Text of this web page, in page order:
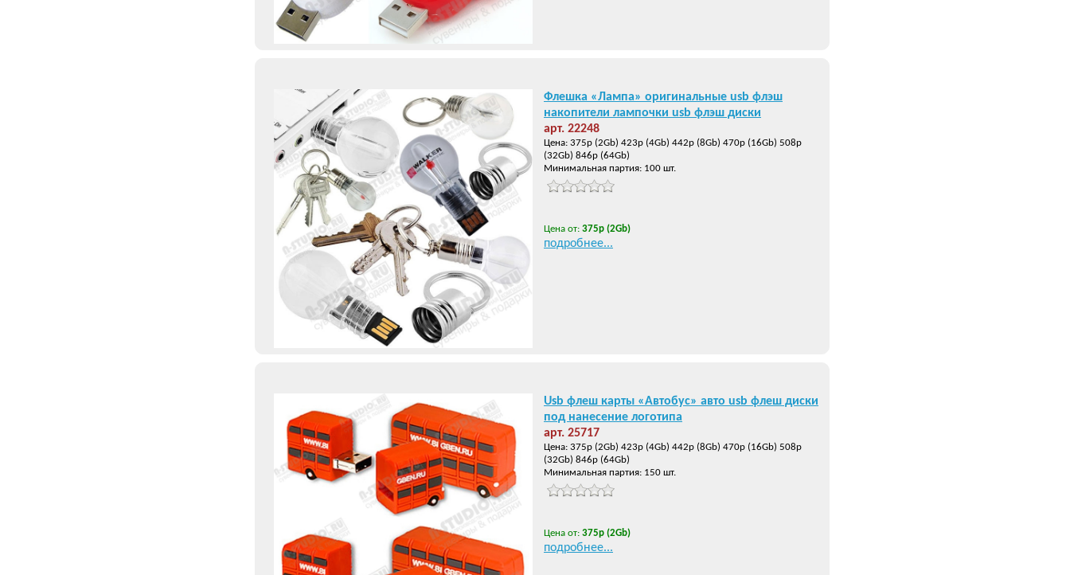
Флешка «Лампа» оригинальные usb флэш
накопители лампочки usb флэш диски
арт. 22248
Цена: 375р (2Gb) 423р (4Gb) 442р (8Gb) 470р (16Gb) 508р
(32Gb) 846р (64Gb)
Минимальная партия: 100 шт.
Цена от: 375р (2Gb)
подробнее...
Usb флеш карты «Автобус» авто usb флеш диски
под нанесение логотипа
арт. 25717
Цена: 375р (2Gb) 423р (4Gb) 442р (8Gb) 470р (16Gb) 508р
(32Gb) 846р (64Gb)
Минимальная партия: 150 шт.
Цена от: 375р (2Gb)
подробнее...